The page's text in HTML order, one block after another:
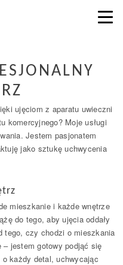
ujęciom z aparatu uwieczni
komercyjnego? Moje usługi
Jestem pasjonatem
jako sztukę uchwycenia
mieszkanie i każde wnętrze
do tego, aby ujęcia oddały
tego, czy chodzi o mieszkania
jestem gotowy podjąć się
każdy detal, uchwycając